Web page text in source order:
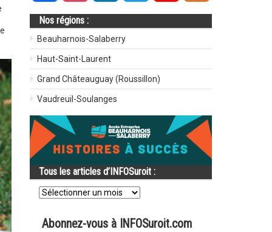
Nos régions :
Beauharnois-Salaberry
Haut-Saint-Laurent
Grand Châteauguay (Roussillon)
Vaudreuil-Soulanges
Tous les articles d’INFOSuroit :
Tous
les
d’INFOSuroit
Abonnez-vous à INFOSuroit.com